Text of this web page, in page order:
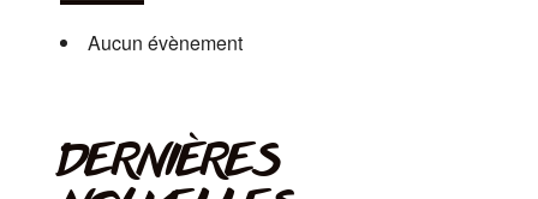
Aucun évènement
DERNIÈRES